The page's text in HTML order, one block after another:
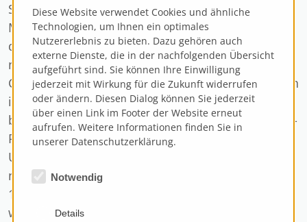
Sohn der Stadt lebendig. Rieu begeistert die
Menschen bei seinen Open-Air-Konzerten auf
dem „Vrijthof“, übersetzt Freier Platz. Aber nicht
nur Rieu hatte es den Reisenden angetan. Der
Charme der Stadt an der Maas zieht die Menschen
in ihren Bann. In Sachen Kultur und Gastronomie
belegt die Stadt einen Spitzenplatz auf einem Top-
Platz. Auch die Kultur kommt in der
Universitätsstadt mit seinen 125.000 Einwohnern
nicht zu kurz. Imposant sind die Höhlen aus dem
19. und 20. Jahrhundert, die in den Mergel gebaut
wurden. Nach einem kurzen Aufstieg erwartete
Diese Website verwendet Cookies und ähnliche
Technologien, um Ihnen ein optimales
Nutzererlebnis zu bieten. Dazu gehören auch
externe Dienste, die in der nachfolgenden Übersicht
aufgeführt sind. Sie können Ihre Einwilligung
jederzeit mit Wirkung für die Zukunft widerrufen
oder ändern. Diesen Dialog können Sie jederzeit
über einen Link im Footer der Website erneut
aufrufen. Weitere Informationen finden Sie in
unserer Datenschutzerklärung.
Notwendig
Details